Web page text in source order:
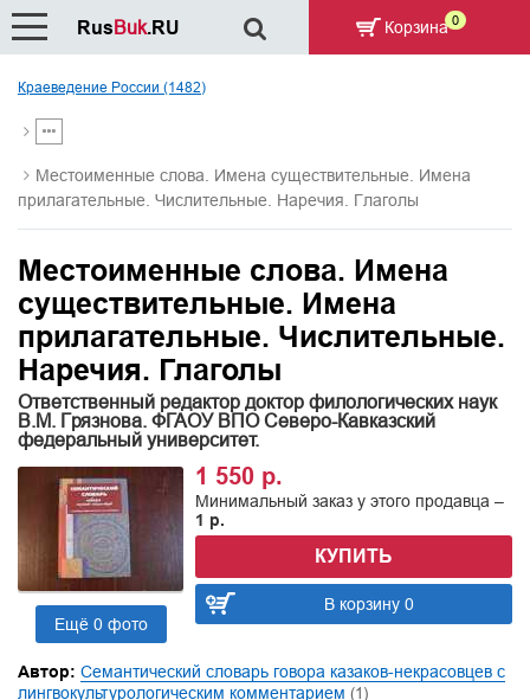
Краеведение России (1482)
Местоименные слова. Имена существительные. Имена
прилагательные. Числительные. Наречия. Глаголы
Местоименные слова. Имена
существительные. Имена
прилагательные. Числительные.
Наречия. Глаголы
Ответственный редактор доктор филологических наук
В.М. Грязнова. ФГАОУ ВПО Северо-Кавказский
федеральный университет.
Ещё 0 фото
1 550 р.
Минимальный заказ у этого продавца –
1 р.
КУПИТЬ
В корзину 0
Автор: Семантический словарь говора казаков-некрасовцев с
лингвокультурологическим комментарием (1)
RusBuk.RU Корзина 0